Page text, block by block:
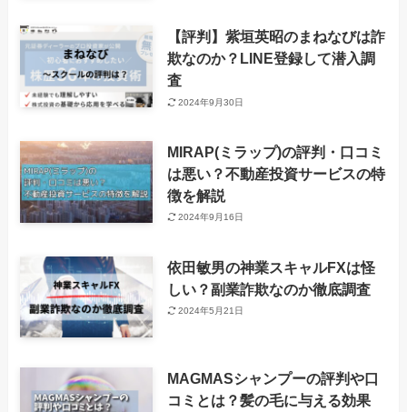
【評判】紫垣英昭のまねなびは詐
欺なのか？LINE登録して潜入調
査
2024年9月30日
MIRAP(ミラップ)の評判・口コミ
は悪い？不動産投資サービスの特
徴を解説
2024年9月16日
依田敏男の神業スキャルFXは怪
しい？副業詐欺なのか徹底調査
2024年5月21日
MAGMASシャンプーの評判や口
コミとは？髪の毛に与える効果